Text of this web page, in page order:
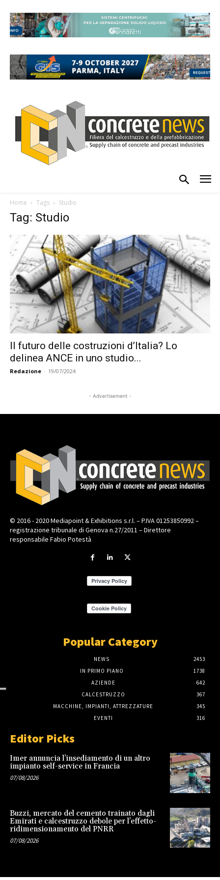
Home Tags Studio
Tag: Studio
Il futuro delle costruzioni d’Italia? Lo
delinea ANCE in uno studio...
Redazione - 19/07/2024
- Advertisement -
© 2016 - 2020 Mediapoint & Exhibitions s.r.l. – P.IVA 01253850992 –
registrazione tribunale di Genova n.27/2011 – Direttore
responsabile Fabio Potestà
Popular Category
NEWS
2453
IN PRIMO PIANO
1738
AZIENDE
642
CALCESTRUZZO
367
MACCHINE, IMPIANTI, ATTREZZATURE
345
EVENTI
316
Editor Picks
Imer annuncia l’insediamento di un altro
impianto self-service in Francia
07/08/2026
Buzzi, mercato del cemento trainato dagli
Emirati e calcestruzzo debole per l’effetto-
ridimensionamento del PNRR
07/08/2026